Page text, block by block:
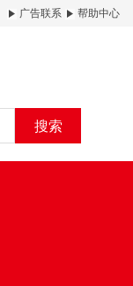
广告联系 帮助中心
搜索